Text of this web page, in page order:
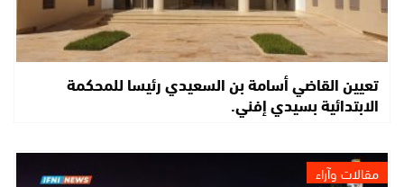
تعيين القاضي أسامة بن السعيدي رئيسا للمحكمة
الابتدائية بسيدي إفني.
مقالات وآراء